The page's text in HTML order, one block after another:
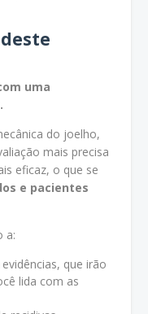
uma
do joelho,
mais precisa
eficaz, o que se
e pacientes
a:
que irão
lida com as